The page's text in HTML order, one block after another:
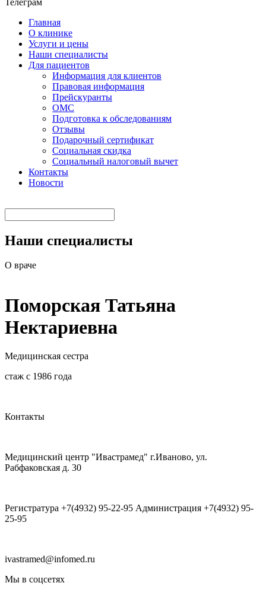
Главная
О клинике
Услуги и цены
Наши специалисты
Для пациентов
Информация для клиентов
Правовая информация
Прейскуранты
ОМС
Подготовка к обследованиям
Отзывы
Подарочный сертификат
Социальная скидка
Социальный налоговый вычет
Контакты
Новости
Наши специалисты
О враче
Поморская Татьяна
Нектариевна
Медицинская сестра
стаж с 1986 года
Контакты
Медицинский центр "Ивастрамед" г.Иваново, ул.
Рабфаковская д. 30
Регистратура +7(4932) 95-22-95 Администрация +7(4932) 95-
25-95
ivastramed@infomed.ru
Мы в соцсетях